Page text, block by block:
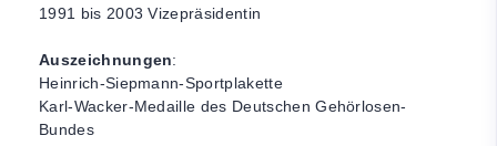
1991 bis 2003 Vizepräsidentin
Auszeichnungen:
Heinrich-Siepmann-Sportplakette
Karl-Wacker-Medaille des Deutschen Gehörlosen-
Bundes